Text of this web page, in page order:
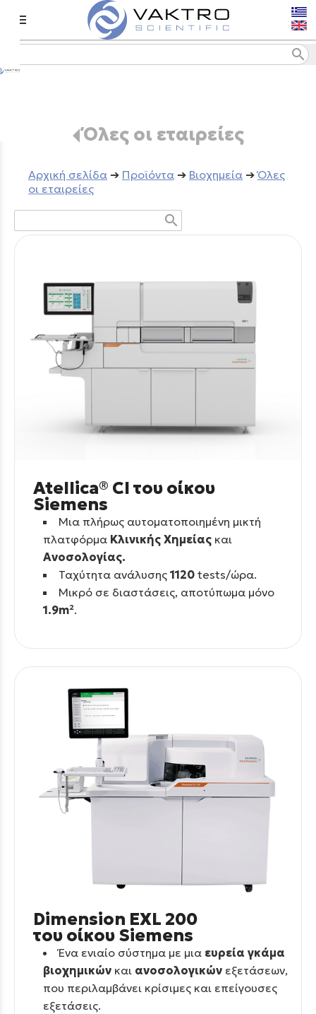
menu
search
Όλες οι εταιρείες
Aρχική σελίδα ➔ Προϊόντα ➔ Βιοχημεία ➔Όλες
οι εταιρείες
search
Atellica® CI του οίκου
Siemens
Μια πλήρως αυτοματοποιημένη μικτή
πλατφόρμα Κλινικής Χημείας και
Ανοσολογίας.
Ταχύτητα ανάλυσης 1120 tests/ώρα.
Μικρό σε διαστάσεις, αποτύπωμα μόνο
1.9m².
Dimension EXL 200
του οίκου Siemens
Ένα ενιαίο σύστημα με μια ευρεία γκάμα
βιοχημικών και ανοσολογικών εξετάσεων,
που περιλαμβάνει κρίσιμες και επείγουσες
εξετάσεις.